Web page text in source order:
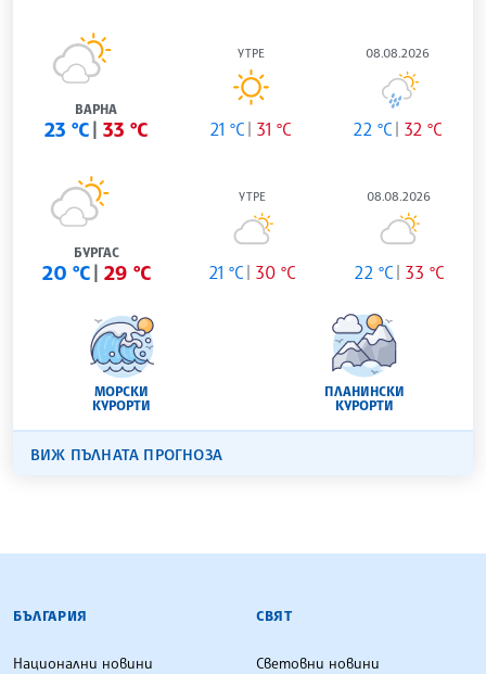
ВАРНА
23 °C 33 °C
УТРЕ
21 °C 31 °C
08.08.2026
22 °C 32 °C
БУРГАС
20 °C 29 °C
УТРЕ
21 °C 30 °C
08.08.2026
22 °C 33 °C
МОРСКИ
КУРОРТИ
ПЛАНИНСКИ
КУРОРТИ
ВИЖ ПЪЛНАТА ПРОГНОЗА
БЪЛГАРСКА ТЕЛЕГРАФНА АГЕНЦИЯ
БЪЛГАРИЯ
Национални новини
СВЯТ
Световни новини